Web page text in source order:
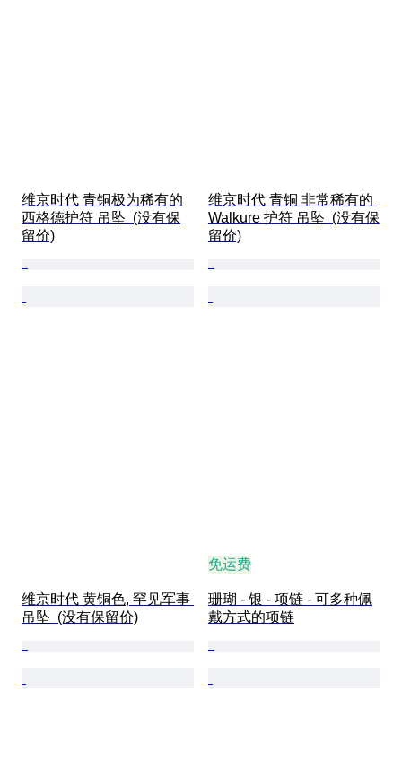
维京时代 青铜极为稀有的
西格德护符 吊坠  (没有保
留价)
维京时代 青铜 非常稀有的
Walkure 护符 吊坠  (没有保
留价)
维京时代 黄铜色, 罕见军事
吊坠  (没有保留价)
免运费
珊瑚 - 银 - 项链 - 可多种佩
戴方式的项链